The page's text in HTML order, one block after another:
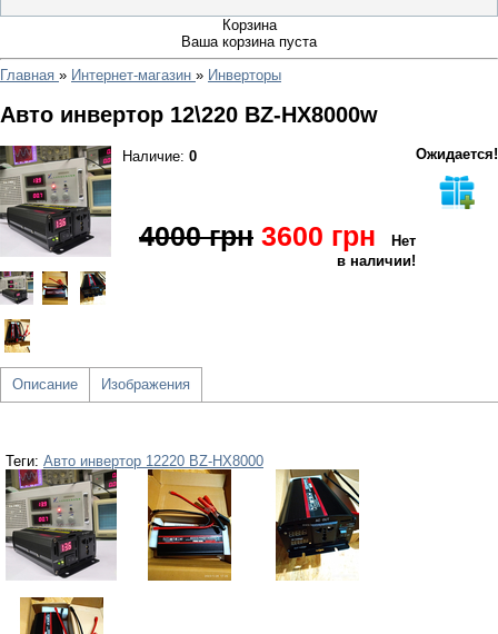
Корзина
Ваша корзина пуста
Главная » Интернет-магазин » Инверторы
Авто инвертор 12\220 BZ-HX8000w
Наличие: 0 Ожидается!
4000 грн 3600 грн
Нет
в наличии!
Описание Изображения
Теги: Авто инвертор 12220 BZ-HX8000